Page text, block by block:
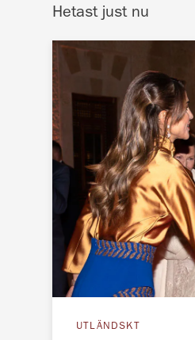
Hetast just nu
UTLÄNDSKT